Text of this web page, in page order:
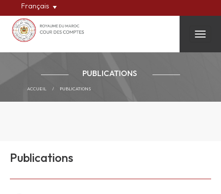
Français
PUBLICATIONS
ACCUEIL / PUBLICATIONS
Publications